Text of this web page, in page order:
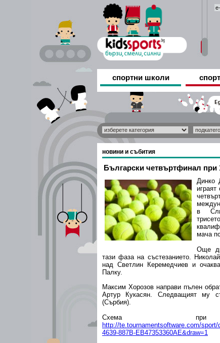
спортни школи
новини и събития
Български четвъртфинал при
Динко
в
мача
Още
тази фаза на състезанието.
над Светлин Керемедчиев и
Палку.
Максим Хорозов направи пълен
Артур Кукасян. Следващият му
(Сърбия).
Схема при
http://te.tournamentsoftware.com/sport/
4639-887B-EB47353360AE&draw=1